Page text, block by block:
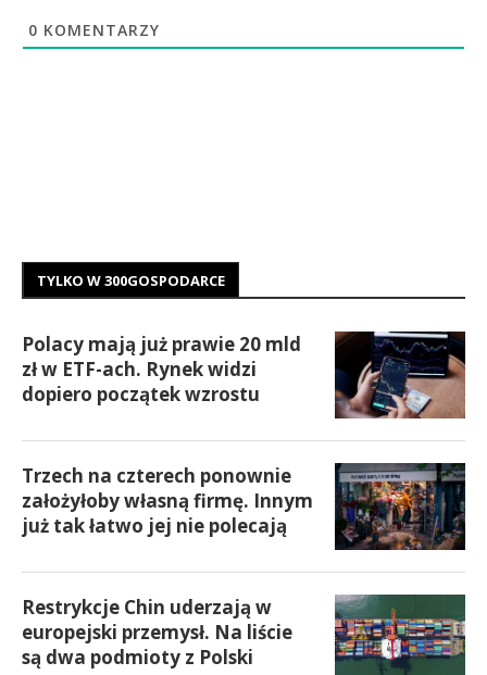
0 KOMENTARZY
TYLKO W 300GOSPODARCE
Polacy mają już prawie 20 mld
zł w ETF-ach. Rynek widzi
dopiero początek wzrostu
Trzech na czterech ponownie
założyłoby własną firmę. Innym
już tak łatwo jej nie polecają
Restrykcje Chin uderzają w
europejski przemysł. Na liście
są dwa podmioty z Polski